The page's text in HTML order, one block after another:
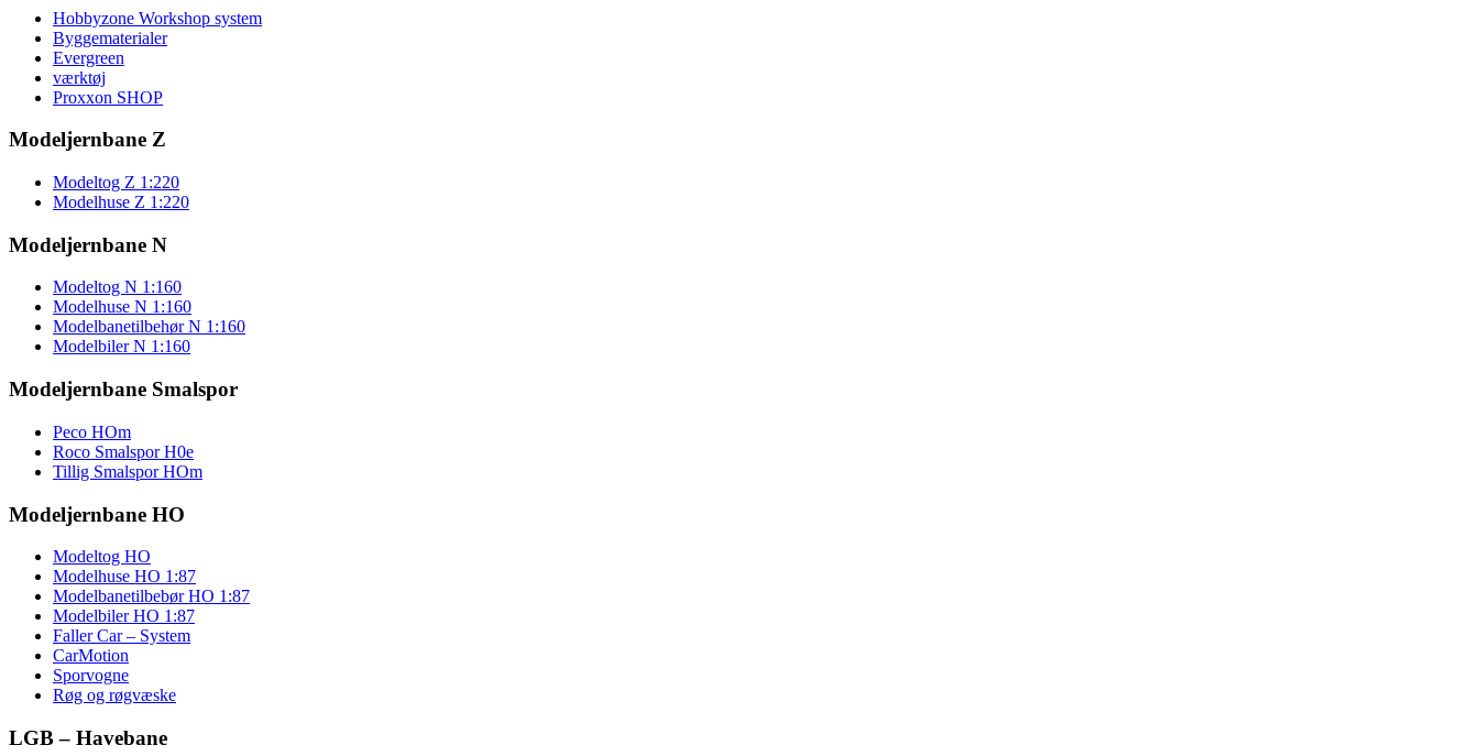
Hobbyzone Workshop system
Byggematerialer
Evergreen
værktøj
Proxxon SHOP
Modeljernbane Z
Modeltog Z 1:220
Modelhuse Z 1:220
Modeljernbane N
Modeltog N 1:160
Modelhuse N 1:160
Modelbanetilbehør N 1:160
Modelbiler N 1:160
Modeljernbane Smalspor
Peco HOm
Roco Smalspor H0e
Tillig Smalspor HOm
Modeljernbane HO
Modeltog HO
Modelhuse HO 1:87
Modelbanetilbebør HO 1:87
Modelbiler HO 1:87
Faller Car – System
CarMotion
Sporvogne
Røg og røgvæske
LGB – Havebane